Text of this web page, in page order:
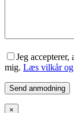
Jeg
mig. Læs vilkår og
×